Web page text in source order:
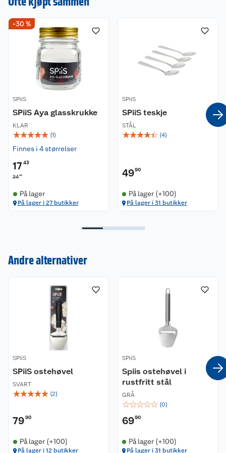
-30 %
SPiiS
SPiiS Aya glasskrukke
KLAR
☆☆☆☆☆ (1)
Finnes i 4 størrelser
1743
2490
På lager
På lager i 27 butikker
SPiiS
SPiiS teskje
STÅL
☆☆☆☆☆ (4)
4990
På lager (+100)
På lager i 31 butikker
Andre alternativer
SPiiS
SPiiS ostehøvel
SVART
☆☆☆☆☆ (2)
7990
På lager (+100)
På lager i 12 butikker
SPiiS
Spiis ostehøvel i
rustfritt stål
GRÅ
☆☆☆☆☆ (0)
6990
På lager (+100)
På lager i 31 butikker
Om oss
Våre butikker
Våre merkevarer
Coop kjeder
Ledige stillinger
Kontakt oss
Angre- og returrett
Reklamasjon og garanti
Ofte stilte spørsmål
Betalingsalternativer
Leveringsalternativer
Åpent kjøp